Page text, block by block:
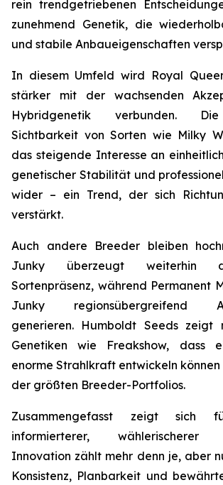
rein trendgetriebenen
zunehmend Genetik, die
und stabile Anbaueigenschaften
In diesem Umfeld wird Royal
stärker mit der wachsenden
Hybridgenetik verbunden.
Sichtbarkeit von Sorten wie Milky
das steigende Interesse an
genetischer Stabilität und
wider – ein Trend, der sich
verstärkt.
Auch andere Breeder bleiben
Junky überzeugt weiterhin
Sortenpräsenz, während Permanent
Junky regionsübergreifend
generieren. Humboldt Seeds zeigt
Genetiken wie Freakshow, dass
enorme Strahlkraft entwickeln können
der größten Breeder-Portfolios.
Zusammengefasst zeigt sich
informierterer, wählerischerer
Innovation zählt mehr denn je, aber
Konsistenz, Planbarkeit und